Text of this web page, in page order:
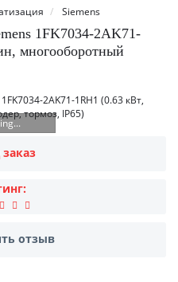
Siemens
1FK7034-2AK71-
многооборотный
отзыв